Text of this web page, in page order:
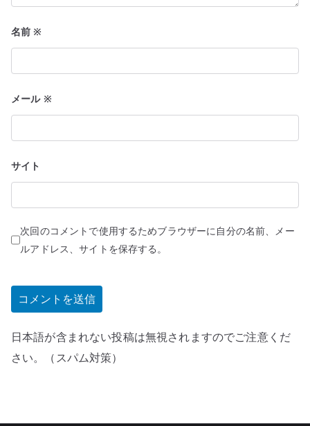
名前※
メール ※
サイト
次回のコメントで使用するためブラウザーに自分の名前、メー
ルアドレス、サイトを保存する。
日本語が含まれない投稿は無視されますのでご注意くだ
さい。（スパム対策）